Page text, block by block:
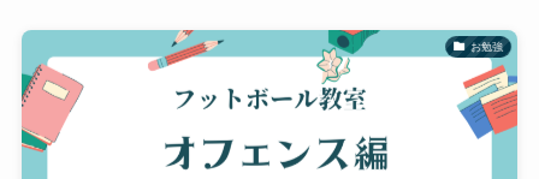
お勉強